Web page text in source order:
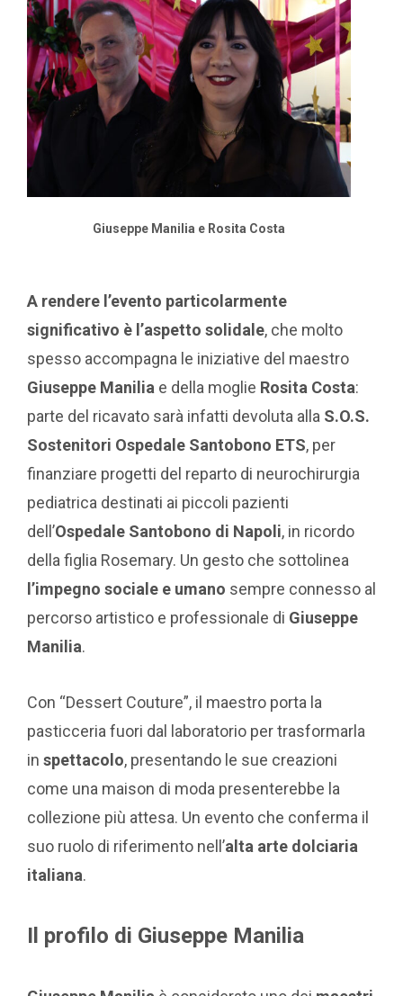
Giuseppe Manilia e Rosita Costa
A rendere l’evento particolarmente
significativo è l’aspetto solidale, che molto
spesso accompagna le iniziative del maestro
Giuseppe Manilia e della moglie Rosita Costa:
parte del ricavato sarà infatti devoluta alla S.O.S.
Sostenitori Ospedale Santobono ETS, per
finanziare progetti del reparto di neurochirurgia
pediatrica destinati ai piccoli pazienti
dell’Ospedale Santobono di Napoli, in ricordo
della figlia Rosemary. Un gesto che sottolinea
l’impegno sociale e umano sempre connesso al
percorso artistico e professionale di Giuseppe
Manilia.
Con “Dessert Couture”, il maestro porta la
pasticceria fuori dal laboratorio per trasformarla
in spettacolo, presentando le sue creazioni
come una maison di moda presenterebbe la
collezione più attesa. Un evento che conferma il
suo ruolo di riferimento nell’alta arte dolciaria
italiana.
Il profilo di Giuseppe Manilia